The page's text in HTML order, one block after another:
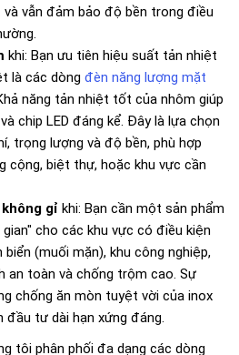
và vẫn đảm bảo độ bền trong điều
khi: Bạn ưu tiên hiệu suất tản nhiệt
là các dòng đèn năng lượng mặt
năng tản nhiệt tốt của nhôm giúp
chip LED đáng kể. Đây là lựa chọn
trọng lượng và độ bền, phù hợp
cộng, biệt thự, hoặc khu vực cần
gỉ khi: Bạn cần một sản phẩm
cho các khu vực có điều kiện
biển (muối mặn), khu công nghiệp,
an toàn và chống trộm cao. Sự
chống ăn mòn tuyệt vời của inox
đầu tư dài hạn xứng đáng.
tôi phân phối đa dạng các dòng